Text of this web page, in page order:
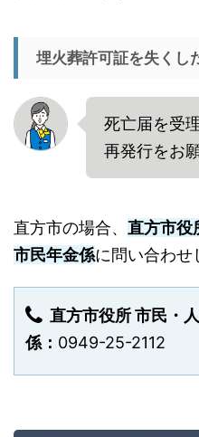
埋火葬許可証を失くし
死亡届を受
再発行をお
直方市の場合、 直方市役
市民年金係に問い合わせ
直方市役所 市民・
係： 0949-25-2112